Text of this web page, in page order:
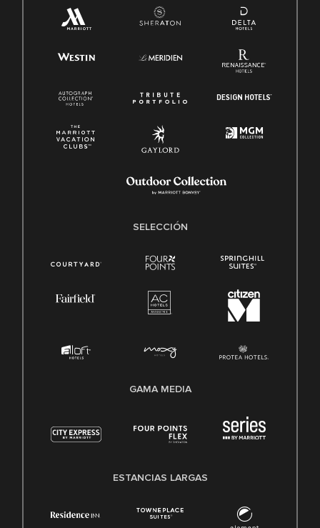
SELECCIÓN
GAMA MEDIA
ESTANCIAS LARGAS